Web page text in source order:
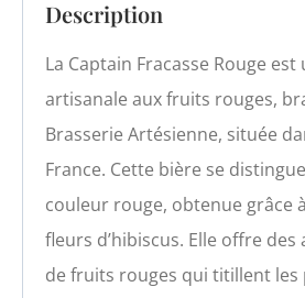
Description
La Captain Fracasse Rouge est
artisanale aux fruits rouges,
Brasserie Artésienne, située
France. Cette bière se
couleur rouge, obtenue grâce
fleurs d’hibiscus. Elle offre
de fruits rouges qui titillent les